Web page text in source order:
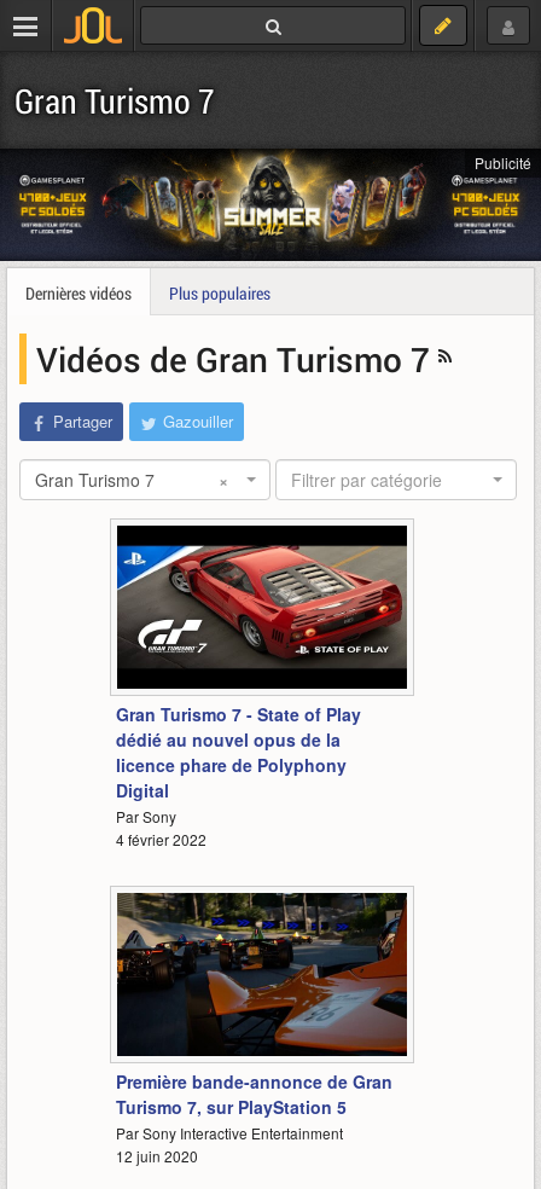
Gran Turismo 7
Publicité
Dernières vidéos Plus populaires
Vidéos de Gran Turismo 7
Partager Gazouiller
×
Gran Turismo 7 Filtrer par catégorie
Gran Turismo 7 - State of Play
dédié au nouvel opus de la
licence phare de Polyphony
Digital
Par Sony
4 février 2022
3:23
Première bande-annonce de Gran
Turismo 7, sur PlayStation 5
Par Sony Interactive Entertainment
12 juin 2020